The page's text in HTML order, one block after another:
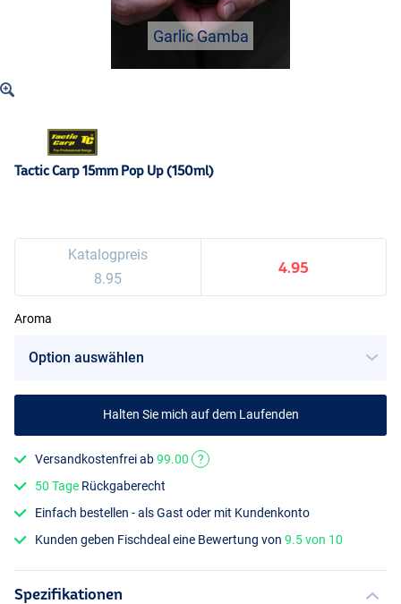
Garlic Gamba
Garlic Gamba
Tactic Carp 15mm Pop Up (150ml)
Katalogpreis
8.95
4.95
Aroma
Halten Sie mich auf dem Laufenden
Versandkostenfrei ab99.00
?
50 Tage Rückgaberecht
Einfach bestellen - als Gast oder mit Kundenkonto
Kunden geben Fischdeal eine Bewertung von9.5 von 10
Spezifikationen